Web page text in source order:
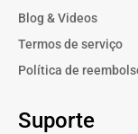
Blog & Videos
Termos de serviço
Política de
Suporte